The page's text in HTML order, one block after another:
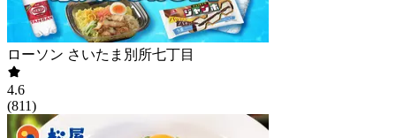
ローソン さいたま別所七丁目
4.6
(811)